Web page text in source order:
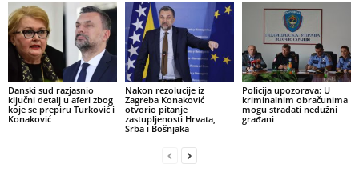
Danski sud razjasnio
ključni detalj u aferi zbog
koje se prepiru Turković i
Konaković
Nakon rezolucije iz
Zagreba Konaković
otvorio pitanje
zastupljenosti Hrvata,
Srba i Bošnjaka
Policija upozorava: U
kriminalnim obračunima
mogu stradati nedužni
građani